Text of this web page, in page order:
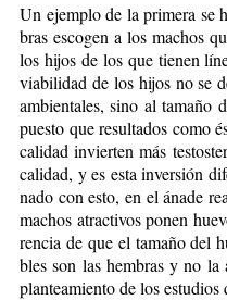
Un ejem­plo de la pri­me­ra se
bras es­co­gen a los ma­chos
los hi­jos de los que tie­nen
via­bi­li­dad de los hi­jos no se
am­bien­ta­les, si­no al ta­ma­ño
pues­to que re­sul­ta­dos co­mo
ca­li­dad in­vier­ten más
ca­li­dad, y es es­ta in­ver­sión
na­do con es­to, en el ána­de
ma­chos atrac­ti­vos po­nen
ren­cia de que el ta­ma­ño del
bles son las hem­bras y no
plan­tea­mien­to de los